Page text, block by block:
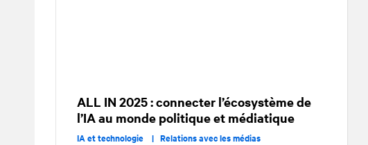
ALL IN 2025 : connecter l’écosystème de
l’IA au monde politique et médiatique
IA et technologie | Relations avec les médias